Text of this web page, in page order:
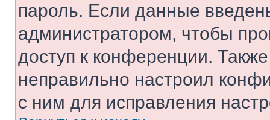
пароль. Если данные
администратором, чтобы
доступ к конференции.
неправильно настроил
с ним для исправления